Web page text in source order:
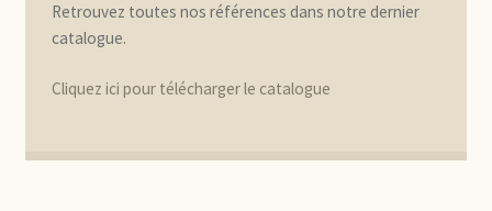
Retrouvez toutes nos références dans notre dernier
catalogue.
Cliquez ici pour télécharger le catalogue